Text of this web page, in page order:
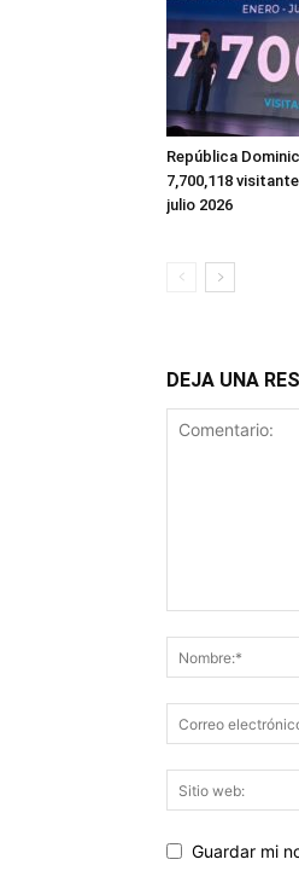
República
7,700,118
julio 2026
DEJA UNA
Guardar mi